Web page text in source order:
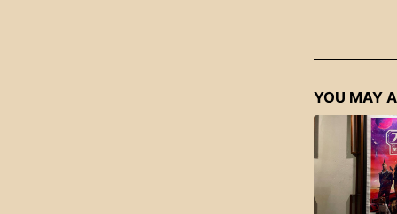
YOU MAY